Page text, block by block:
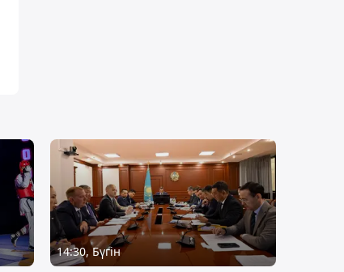
14:30, Бүгін